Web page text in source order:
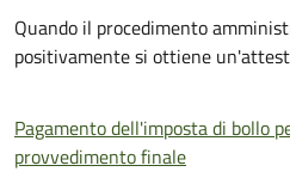
Quando il procedimento
positivamente si ottiene
Pagamento dell'imposta di bollo
provvedimento finale